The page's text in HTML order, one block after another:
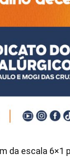
da escala